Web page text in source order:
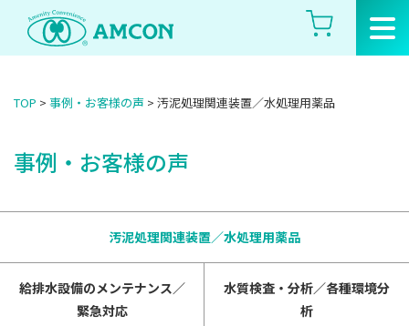
Skip
the
TOP > 事例・お客様の声 > 汚泥処理関連装置／水処理用薬品
事例・お客様の声
汚泥処理関連装置／水処理用薬品
給排水設備のメンテナンス／
緊急対応
水質検査・分析／各種環境分
析